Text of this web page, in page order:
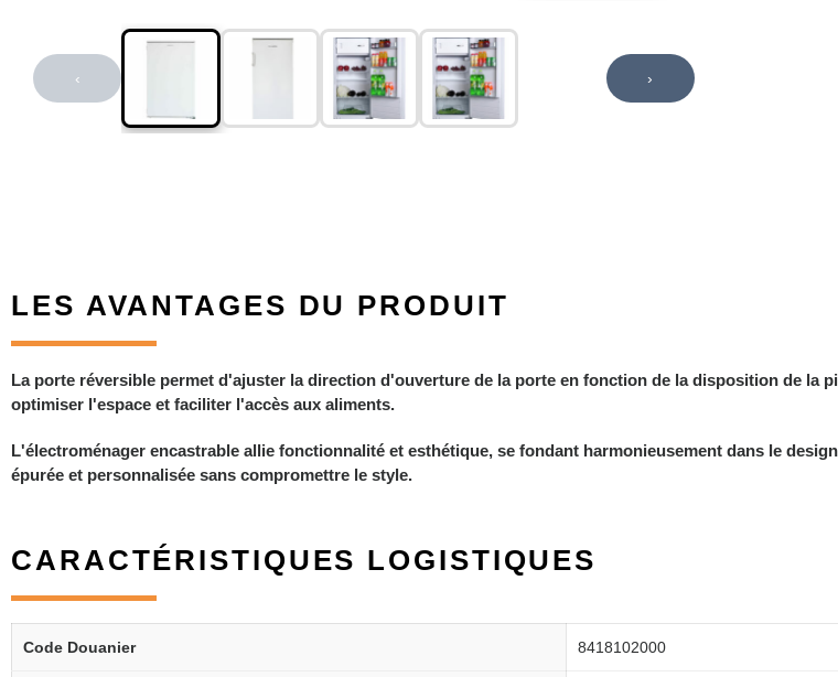
‹ ›
LES AVANTAGES DU PRODUIT
La porte réversible permet d'ajuster la direction d'ouverture de la porte en fonction de la disposition de la
optimiser l'espace et faciliter l'accès aux aliments.
L'électroménager encastrable allie fonctionnalité et esthétique, se fondant harmonieusement dans le
épurée et personnalisée sans compromettre le style.
CARACTÉRISTIQUES LOGISTIQUES
Code Douanier 8418102000